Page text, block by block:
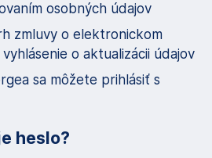
osobných údajov
zmluvy o elektronickom
o aktualizácii údajov
sa môžete prihlásiť s
heslo?